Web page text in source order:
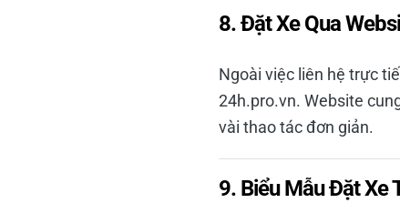
8. Đặt Xe Qua
Ngoài việc liên hệ trực
24h.pro.vn. Website
vài thao tác đơn giản.
9. Biểu Mẫu Đặt Xe